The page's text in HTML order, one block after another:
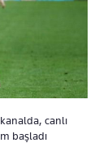
canlı
başladı